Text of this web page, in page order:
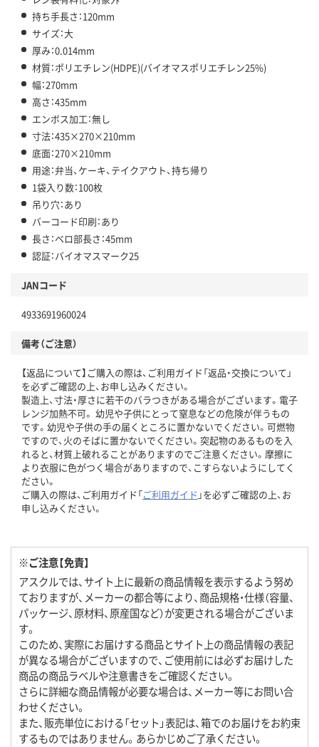
持ち手長さ：120mm
サイズ：大
厚み：0.014mm
材質：ポリエチレン(HDPE)(バイオマスポリエチレン25%)
幅：270mm
高さ：435mm
エンボス加工：無し
寸法：435×270×210mm
底面：270×210mm
用途：弁当、ケーキ、テイクアウト、持ち帰り
1袋入り数：100枚
吊り穴：あり
バーコード印刷：あり
長さ：ベロ部長さ：45mm
認証：バイオマスマーク25
JANコード
4933691960024
備考（ご注意）
【返品について】ご購入の際は、ご利用ガイド「返品・交換について」
を必ずご確認の上、お申し込みください。
製造上、寸法・厚さに若干のバラつきがある場合がございます。電子
レンジ加熱不可。 幼児や子供にとって窒息などの危険が伴うもの
です。幼児や子供の手の届くところに置かないでください。可燃物
ですので、火のそばに置かないでください。突起物のあるものを入
れると、材質上破れることがありますのでご注意ください。摩擦に
より衣服に色がつく場合がありますので、こすらないようにしてく
ださい。
ご購入の際は、ご利用ガイド「ご利用ガイド 」を必ずご確認の上、お
申し込みください。
※ご注意【免責】
アスクルでは、サイト上に最新の商品情報を表示するよう努め
ておりますが、メーカーの都合等により、商品規格・仕様（容量、
パッケージ、原材料、原産国など）が変更される場合がございま
す。
このため、実際にお届けする商品とサイト上の商品情報の表記
が異なる場合がございますので、ご使用前には必ずお届けした
商品の商品ラベルや注意書きをご確認ください。
さらに詳細な商品情報が必要な場合は、メーカー等にお問い合
わせください。
また、販売単位における「セット」表記は、箱でのお届けをお約束
するものではありません。あらかじめご了承ください。